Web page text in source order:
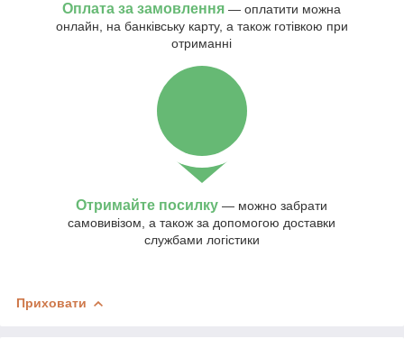
Оплата за замовлення — оплатити можна
онлайн, на банківську карту, а також готівкою при
отриманні
Отримайте посилку — можно забрати
самовивізом, а також за допомогою доставки
службами логістики
Приховати